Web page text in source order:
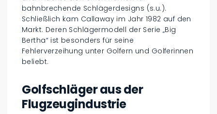
bahnbrechende Schlägerdesigns (s.u.).
Schließlich kam Callaway im Jahr 1982 auf den
Markt. Deren Schlägermodell der Serie „Big
Bertha“ ist besonders für seine
Fehlerverzeihung unter Golfern und Golferinnen
beliebt.
Golfschläger aus der
Flugzeugindustrie